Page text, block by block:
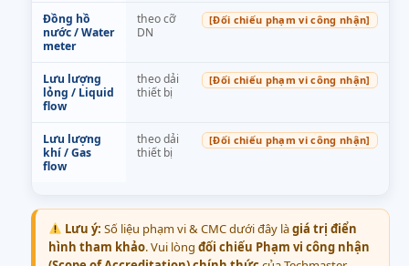
Đồng hồ
nước / Water
meter
theo cỡ
DN
[Đối chiếu phạm vi công nhận]
Lưu lượng
lỏng / Liquid
flow
theo dải
thiết bị
[Đối chiếu phạm vi công nhận]
Lưu lượng
khí / Gas
flow
theo dải
thiết bị
[Đối chiếu phạm vi công nhận]
Lưu ý: Số liệu phạm vi & CMC dưới đây làgiá trị điển
hình tham khảo. Vui lòng đối chiếu Phạm vi công nhận